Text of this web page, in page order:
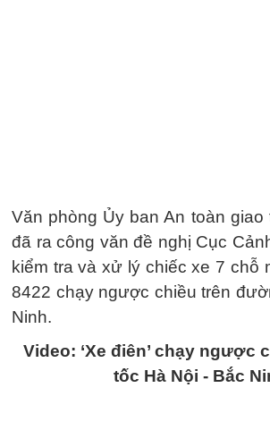
Văn phòng Ủy ban An toàn giao
đã ra công văn đề nghị Cục
kiểm tra và xử lý chiếc xe 7 chỗ
8422 chạy ngược chiều trên
Ninh.
Video: ‘Xe điên’ chạy ngược
tốc Hà Nội - Bắc